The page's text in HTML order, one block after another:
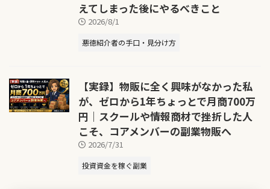
えてしまった後にやるべきこと
2026/8/1
悪徳紹介者の手口・見分け方
【実録】物販に全く興味がなかった私
が、ゼロから1年ちょっとで月商700万
円｜スクールや情報商材で挫折した人
こそ、コアメンバーの副業物販へ
2026/7/31
投資資金を稼ぐ副業